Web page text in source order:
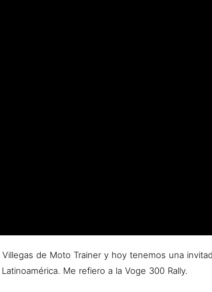
de Moto Trainer y hoy tenemos una
Me refiero a la Voge 300 Rally.